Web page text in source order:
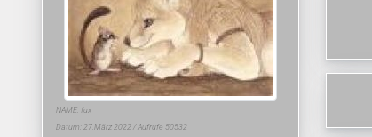
NAME: fux
Datum: 27.März 2022 / Aufrufe 50532